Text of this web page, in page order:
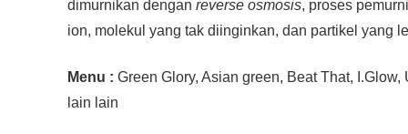
dimurnikan dengan reverse osmosis, proses
ion, molekul yang tak diinginkan, dan partikel yang
Menu : Green Glory, Asian green, Beat That,
lain lain